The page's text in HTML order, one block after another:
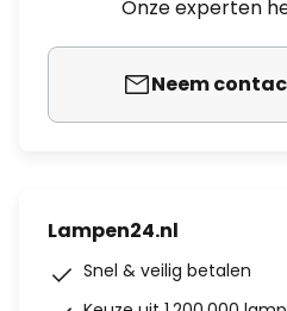
Onze experten
Neem
Lampen24.nl
Snel & veilig betalen